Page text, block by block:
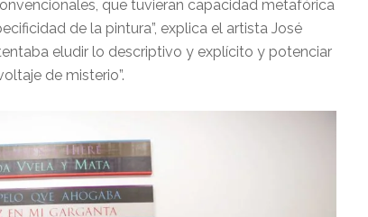
que tuvieran capacidad metafórica
de la pintura”, explica el artista José
eludir lo descriptivo y explícito y potenciar
de misterio”.